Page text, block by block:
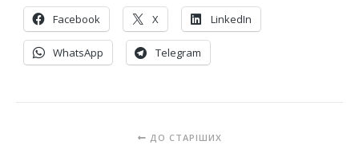
Facebook X LinkedIn
WhatsApp Telegram
ДО СТАРІШИХ